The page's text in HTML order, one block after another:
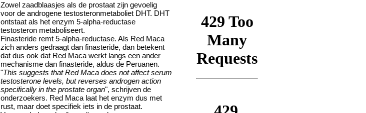
Zowel zaadblaasjes als de prostaat zijn gevoelig
voor de androgene testosteronmetaboliet DHT. DHT
ontstaat als het enzym 5-alpha-reductase
testosteron metaboliseert.
Finasteride remt 5-alpha-reductase. Als Red Maca
zich anders gedraagt dan finasteride, dan betekent
dat dus ook dat Red Maca werkt langs een ander
mechanisme dan finasteride, aldus de Peruanen.
"This suggests that Red Maca does not affect serum
testosterone levels, but reverses androgen action
specifically in the prostate organ", schrijven de
onderzoekers. Red Maca laat het enzym dus met
rust, maar doet specifiek iets in de prostaat.